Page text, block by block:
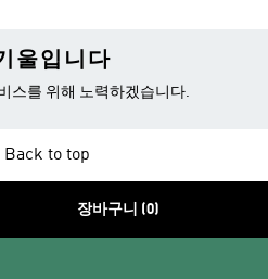
울입니다
스를 위해 노력하겠습니다.
Back to top
장바구니 (0)